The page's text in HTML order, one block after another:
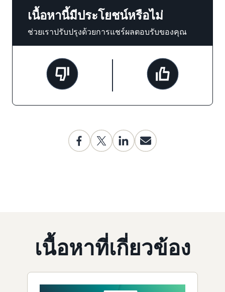
เนื้อหานี้มีประโยชน์หรือไม่
ช่วยเราปรับปรุงด้วยการแชร์ผลตอบรับของคุณ
เนื้อหาที่เกี่ยวข้อง